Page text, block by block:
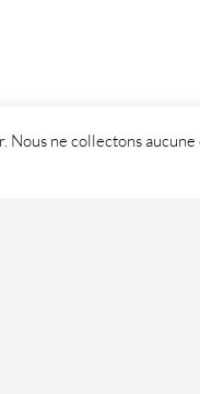
Nous ne collectons